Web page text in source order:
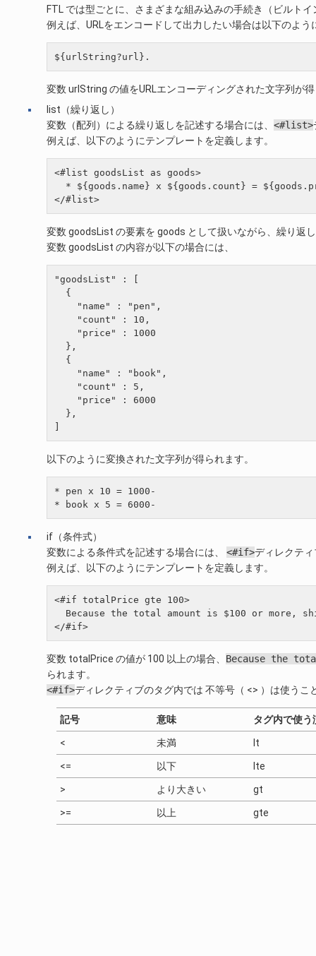
FTL では型ごとに、さまざまな組み込みの手続き（ビルト
例えば、URLをエンコードして出力したい場合は以下のよ
変数 urlString の値をURLエンコーディングされた文字列が
list（繰り返し）
変数（配列）による繰り返しを記述する場合には、 <#list>
例えば、以下のようにテンプレートを定義します。
<#list goodsList as goods>
* ${goods.name} x ${goods.count} =
</#list>
変数 goodsList の要素を goods として扱いながら、繰り返
変数 goodsList の内容が以下の場合には、
"goodsList" : [
  {
    "name" : "pen",
    "count" : 10,
    "price" : 1000
  },
  {
    "name" : "book",
    "count" : 5,
    "price" : 6000
  },
以下のように変換された文字列が得られます。
* pen x 10 = 1000-
if（条件式）
変数による条件式を記述する場合には、 <#if>ディレクテ
例えば、以下のようにテンプレートを定義します。
<#if totalPrice gte 100>
Because the total amount is $100 or more,
</#if>
変数 totalPrice の値が 100 以上の場合、 Because the
られます。
<#if>ディレクティブのタグ内では 不等号（ <> ）は使う
記号 意味 タグ内で使う
< 未満 lt
<= 以下 lte
> より大きい gt
>= 以上 gte